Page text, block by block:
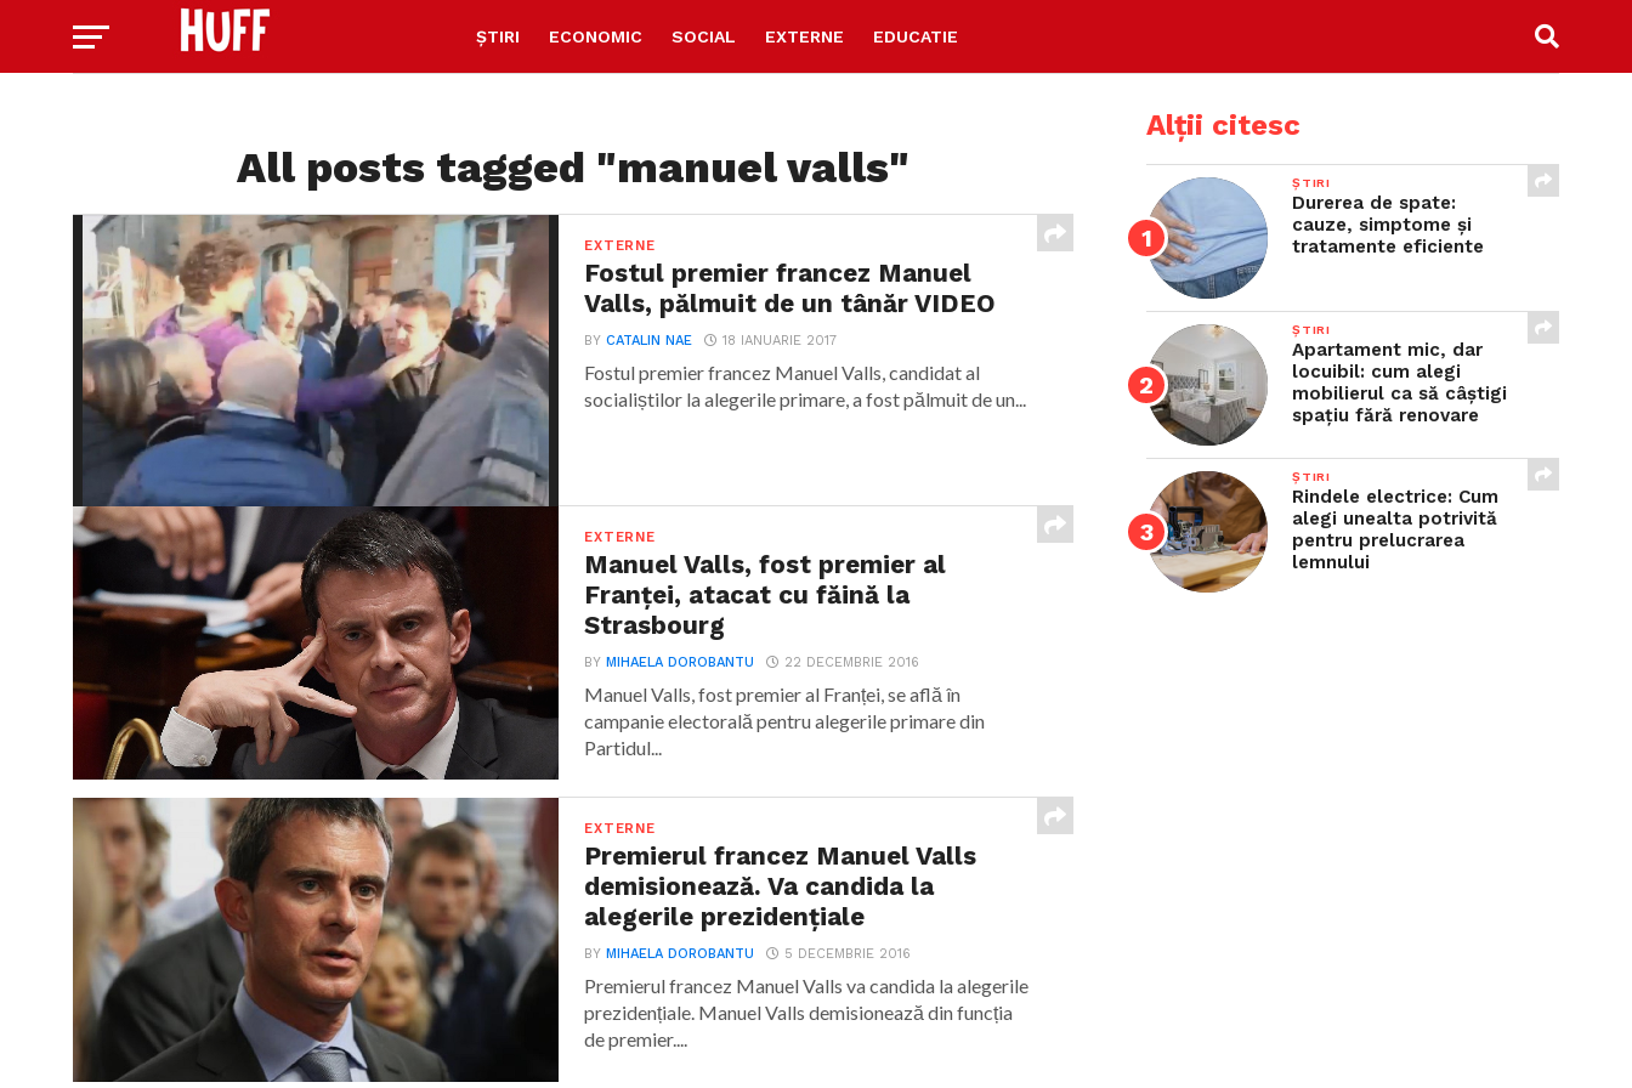
ȘTIRI ECONOMIC SOCIAL EXTERNE EDUCATIE
All posts tagged "manuel valls"
EXTERNE
Fostul premier francez Manuel
Valls, pălmuit de un tânăr VIDEO
BYCATALIN NAE 18 IANUARIE 2017
Fostul premier francez Manuel Valls, candidat al
socialiștilor la alegerile primare, a fost pălmuit de un...
EXTERNE
Manuel Valls, fost premier al
Franței, atacat cu făină la
Strasbourg
BYMIHAELA DOROBANTU 22 DECEMBRIE 2016
Manuel Valls, fost premier al Franței, se află în
campanie electorală pentru alegerile primare din
Partidul...
EXTERNE
Premierul francez Manuel Valls
demisionează. Va candida la
alegerile prezidențiale
BYMIHAELA DOROBANTU 5 DECEMBRIE 2016
Premierul francez Manuel Valls va candida la alegerile
prezidențiale. Manuel Valls demisionează din funcția
de premier....
Alții citesc
ȘTIRI
Durerea de spate:
cauze, simptome și
tratamente eficiente
ȘTIRI
Apartament mic, dar
locuibil: cum alegi
mobilierul ca să câștigi
spațiu fără renovare
ȘTIRI
Rindele electrice: Cum
alegi unealta potrivită
pentru prelucrarea
lemnului